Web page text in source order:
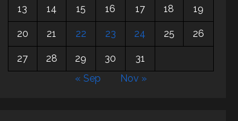
13 14 15 16 17 18 19
20 21 22 23 24 25 26
27 28 29 30
31
« Sep
Nov »